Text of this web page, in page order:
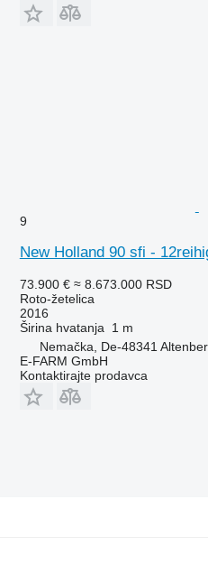
9
New Holland 90 sfi -
73.900 € ≈ 8.673.000 RSD
Roto-žetelica
2016
Širina hvatanja
1 m
Nemačka, De-48341
E-FARM GmbH
Kontaktirajte prodavca